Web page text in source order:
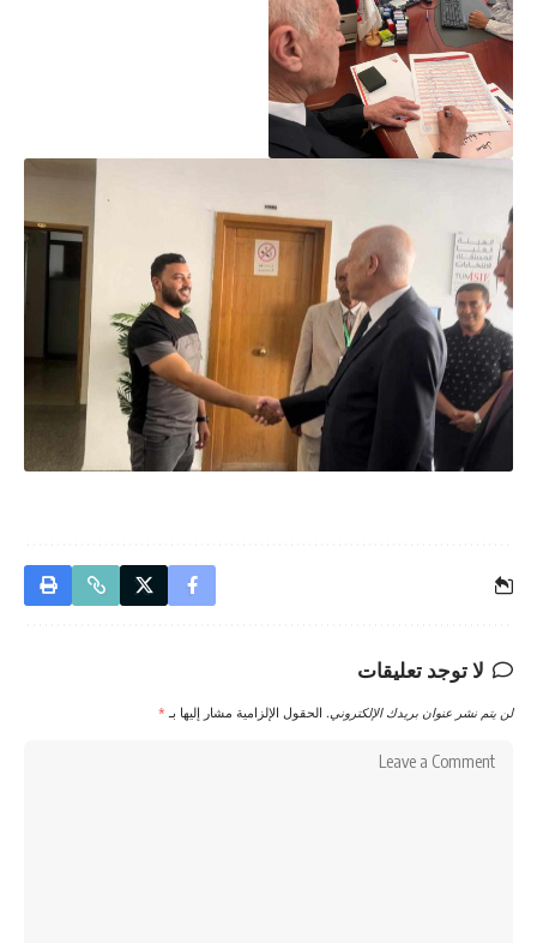
لا توجد تعليقات
لن يتم نشر عنوان بريدك الإلكتروني. الحقول الإلزامية مشار إليها بـ *